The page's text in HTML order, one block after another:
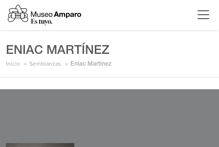
ENIAC MARTÍNEZ
Inicio Semblanzas Eniac Martínez